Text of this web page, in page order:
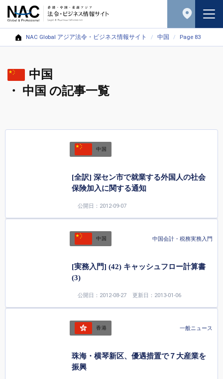
NAC Global アジア法令・ビジネス情報サイト 中国 Page 83
中国
・ 中国 の記事一覧
中国
[全訳] 深セン市で就業する外国人の社会
保険加入に関する通知
公開日：2012-09-07
中国 中国会計・税務実務入門
[実務入門] (42) キャッシュフロー計算書
(3)
公開日：2012-08-27 更新日：2013-01-06
香港 一般ニュース
珠海・横琴新区、優遇措置で７大産業を
振興